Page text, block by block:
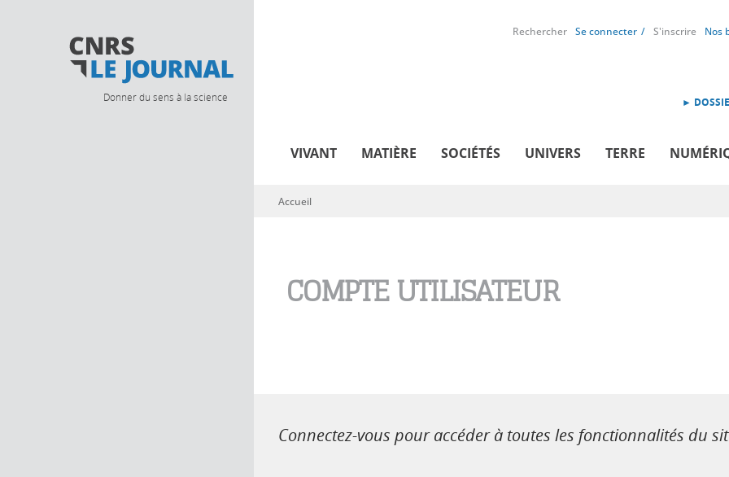
Donner du sens à la science
Rechercher Se connecter S'inscrire Nos
►
VIVANT MATIÈRE SOCIÉTÉS UNIVERS TERRE
Vous êtes ici
Accueil
COMPTE UTILISATEUR
Connectez-vous pour accéder à toutes les fonctionnalités du